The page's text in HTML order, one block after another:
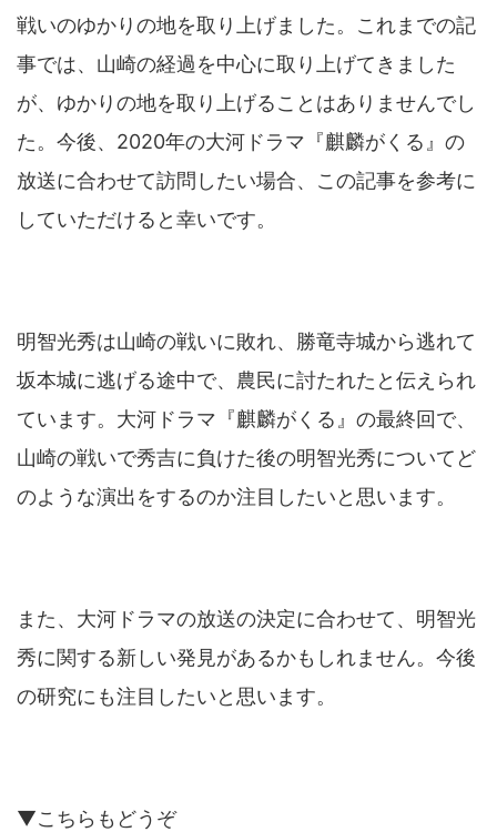
戦いのゆかりの地を取り上げました。これまでの記
事では、山崎の経過を中心に取り上げてきました
が、ゆかりの地を取り上げることはありませんでし
た。今後、2020年の大河ドラマ『麒麟がくる』の
放送に合わせて訪問したい場合、この記事を参考に
していただけると幸いです。
明智光秀は山崎の戦いに敗れ、勝竜寺城から逃れて
坂本城に逃げる途中で、農民に討たれたと伝えられ
ています。大河ドラマ『麒麟がくる』の最終回で、
山崎の戦いで秀吉に負けた後の明智光秀についてど
のような演出をするのか注目したいと思います。
また、大河ドラマの放送の決定に合わせて、明智光
秀に関する新しい発見があるかもしれません。今後
の研究にも注目したいと思います。
▼こちらもどうぞ